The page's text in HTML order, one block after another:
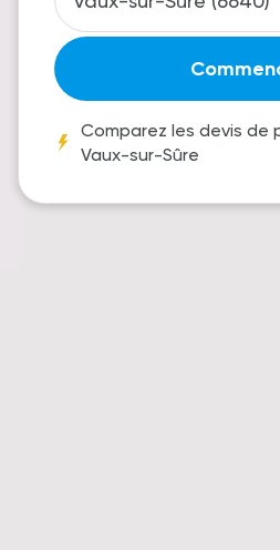
Comparez les devis de
Vaux-sur-Sûre